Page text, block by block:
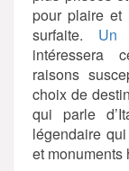
pour plaire et
surfaite. Un
intéressera
raisons
choix de
qui parle
légendaire
et monuments